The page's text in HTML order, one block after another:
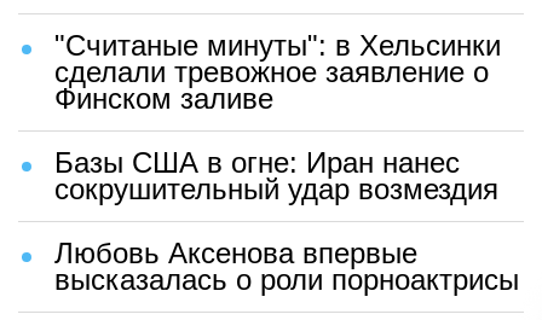
"Считаные минуты": в Хельсинки
сделали тревожное заявление о
Финском заливе
Базы США в огне: Иран нанес
сокрушительный удар возмездия
Любовь Аксенова впервые
высказалась о роли порноактрисы